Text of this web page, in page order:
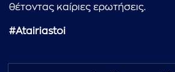
θέτοντας καίριες ερωτήσεις.
#Atairiastoi